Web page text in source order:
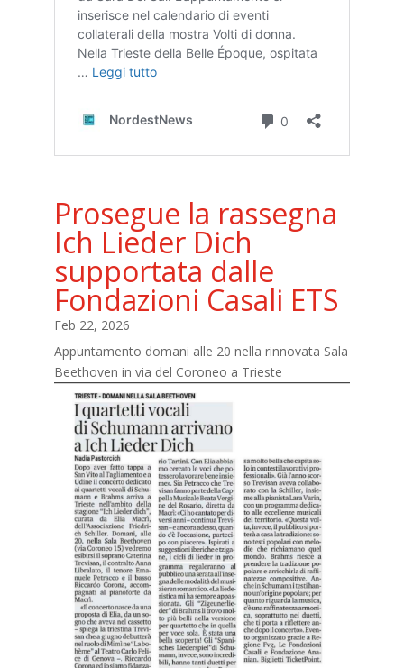
Prosegue la rassegna
Ich Lieder Dich
supportata dalle
Fondazioni Casali ETS
Feb 22, 2026
Appuntamento domani alle 20 nella rinnovata Sala
Beethoven in via del Coroneo a Trieste